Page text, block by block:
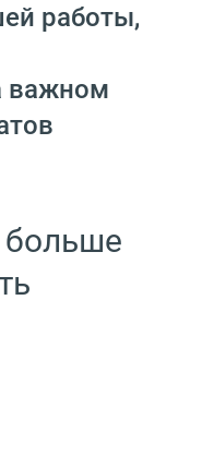
работы,
важном
больше